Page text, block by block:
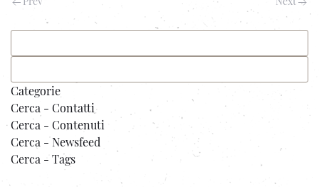
Categorie
Cerca - Contatti
Cerca - Contenuti
Cerca - Newsfeed
Cerca - Tags